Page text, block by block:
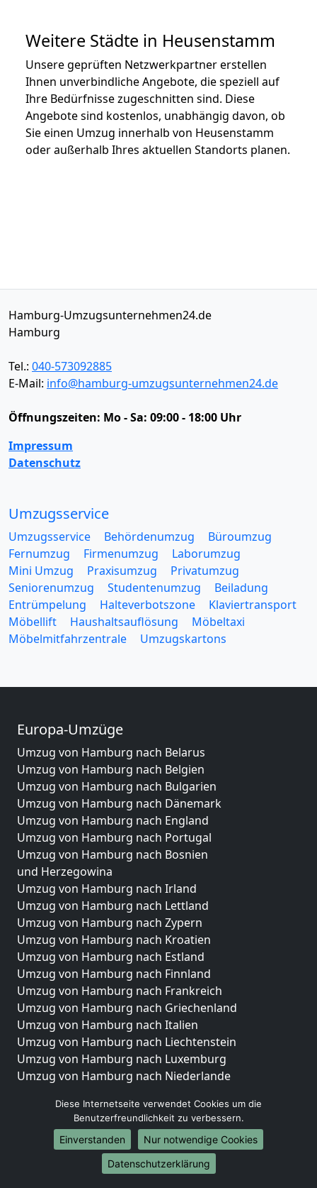
Weitere Städte in Heusenstamm
Unsere geprüften Netzwerkpartner erstellen
Ihnen unverbindliche Angebote, die speziell auf
Ihre Bedürfnisse zugeschnitten sind. Diese
Angebote sind kostenlos, unabhängig davon, ob
Sie einen Umzug innerhalb von Heusenstamm
oder außerhalb Ihres aktuellen Standorts planen.
Hamburg-Umzugsunternehmen24.de
Hamburg
Tel.: 040-573092885
E-Mail: info@hamburg-umzugsunternehmen24.de
Öffnungszeiten: Mo - Sa: 09:00 - 18:00 Uhr
Impressum
Datenschutz
Umzugsservice
Umzugsservice Behördenumzug
Büroumzug
Fernumzug
Firmenumzug
Laborumzug
Mini Umzug
Praxisumzug
Privatumzug
Seniorenumzug
Studentenumzug
Beiladung
Entrümpelung
Halteverbotszone
Klaviertransport
Möbellift
Haushaltsauflösung
Möbeltaxi
Möbelmitfahrzentrale
Umzugskartons
Europa-Umzüge
Umzug von Hamburg nach Belarus
Umzug von Hamburg nach Belgien
Umzug von Hamburg nach Bulgarien
Umzug von Hamburg nach Dänemark
Umzug von Hamburg nach England
Umzug von Hamburg nach Portugal
Umzug von Hamburg nach Bosnien
und Herzegowina
Umzug von Hamburg nach Irland
Umzug von Hamburg nach Lettland
Umzug von Hamburg nach Zypern
Umzug von Hamburg nach Kroatien
Umzug von Hamburg nach Estland
Umzug von Hamburg nach Finnland
Umzug von Hamburg nach Frankreich
Umzug von Hamburg nach Griechenland
Umzug von Hamburg nach Italien
Umzug von Hamburg nach Liechtenstein
Umzug von Hamburg nach Luxemburg
Umzug von Hamburg nach Niederlande
Umzüge-Deutschlandweit
Umzug von Hamburg nach Berlin
Umzug von Hamburg nach Hamburg
Umzug von Hamburg nach München
Diese Internetseite verwendet Cookies um die
Benutzerfreundlichkeit zu verbessern.
Einverstanden
Nur notwendige Cookies
Datenschutzerklärung